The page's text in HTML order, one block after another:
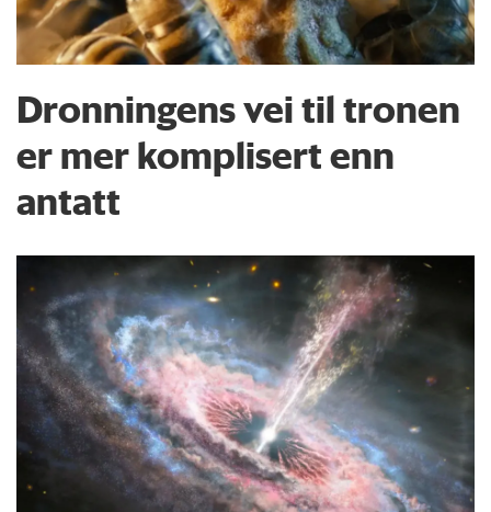
Dronningens vei til tronen
er mer komplisert enn
antatt